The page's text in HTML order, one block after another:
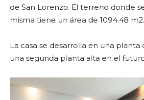
de San Lorenzo. El terreno donde
misma tiene un área de 1094.48 m2.
La casa se desarrolla en una
una segunda planta alta en el